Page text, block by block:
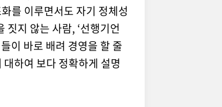
를 이루면서도 자기 정체성
짓지 않는 사람, ‘선행기언
이 바로 배려 경영을 할 줄
하여 보다 정확하게 설명